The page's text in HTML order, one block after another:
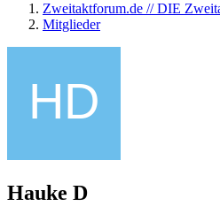
Zweitaktforum.de // DIE
Mitglieder
Hauke D